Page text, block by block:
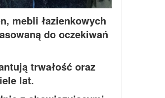
mebli łazienkowych
do oczekiwań
trwałość oraz
lat.